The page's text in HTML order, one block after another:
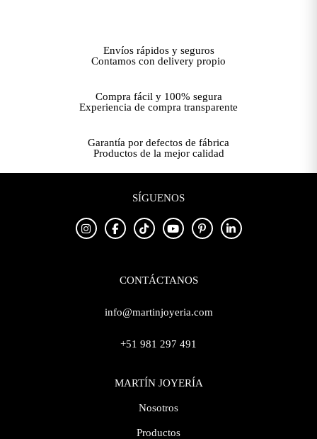
Envíos rápidos y seguros
Contamos con delivery propio
Compra fácil y 100% segura
Experiencia de compra transparente
Garantía por defectos de fábrica
Productos de la mejor calidad
SÍGUENOS
CONTÁCTANOS
info@martinjoyeria.com
+51 981 297 491
MARTÍN JOYERÍA
Nosotros
Productos